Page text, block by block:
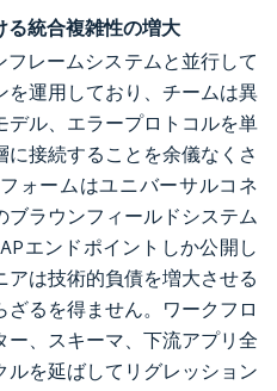
る統合複雑性の増大
レームシステムと並行して
を運用しており、チームは異
デル、エラープロトコルを単
接続することを余儀なくさ
ォームはユニバーサルコネ
ブラウンフィールドシステム
エンドポイントしか公開し
は技術的負債を増大させる
るを得ません。ワークフロ
ー、スキーマ、下流アプリ全
を延ばしてリグレッション